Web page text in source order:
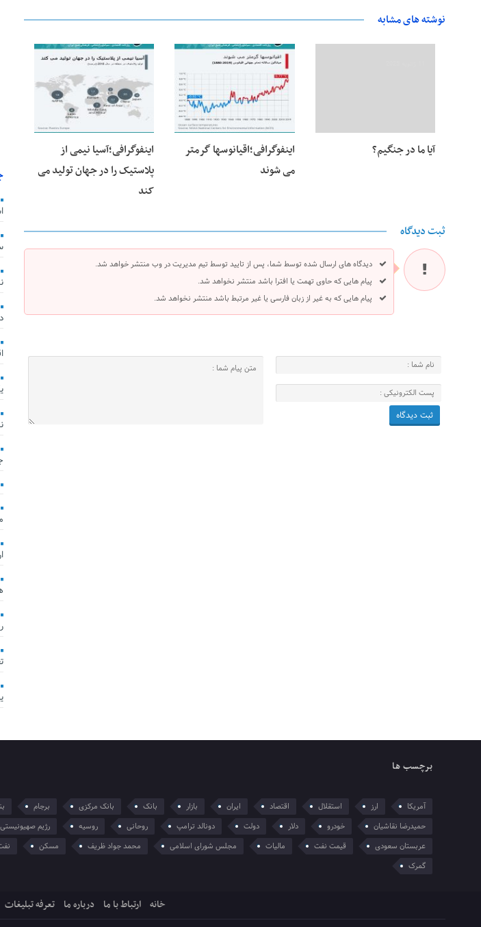
نوشته های مشابه
آیا ما در جنگیم؟
23 جولای 2020
اینفوگرافی؛اقیانوسها گرمتر
می شوند
23 جولای 2020
اینفوگرافی؛آسیا نیمی از
پلاستیک را در جهان تولید می
کند
ثبت دیدگاه
دیدگاه های ارسال شده توسط شما، پس از تایید توسط تیم مدیریت در وب منتشر خواهد شد.
پیام هایی که حاوی تهمت یا افترا باشد منتشر نخواهد شد.
پیام هایی که به غیر از زبان فارسی یا غیر مرتبط باشد منتشر نخواهد شد.
برچسب ها
آمریکا ارز استقلال اقتصاد ایران بازار بانک بانک مرکزی برجام
حمیدرضا نقاشیان
خودرو دلار دولت دونالد ترامپ روحانی روسیه رژیم صهیونیستی
عربستان سعودی
قیمت نفت مالیات مجلس شورای اسلامی محمد جواد ظریف مسکن
گمرک
خانه ارتباط با ما درباره ما تعرفه تبلیغات